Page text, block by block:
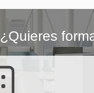
¿Quieres